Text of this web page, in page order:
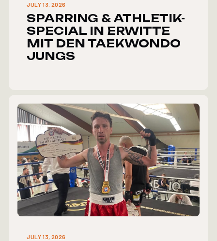
JULY 13, 2026
SPARRING & ATHLETIK-
SPECIAL IN ERWITTE
MIT DEN TAEKWONDO
JUNGS
JULY 13, 2026